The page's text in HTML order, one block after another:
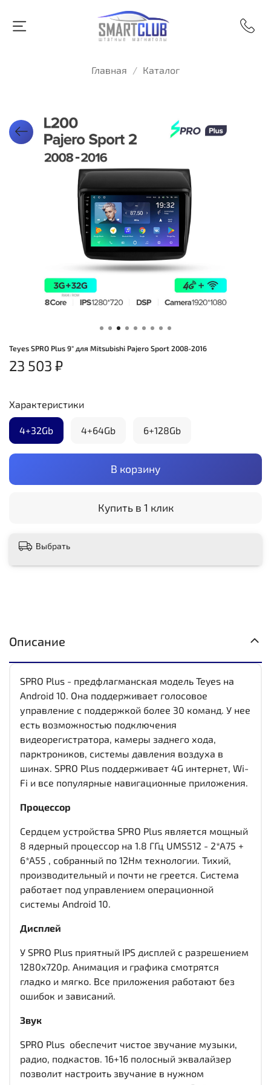
Главная Каталог
Teyes SPRO Plus 9" для Mitsubishi Pajero Sport 2008-2016
23 503 ₽
В корзину
Купить в 1 клик
Характеристики
4+32Gb 4+64Gb 6+128Gb
Выбрать
Описание
SPRO Plus - предфлагманская модель Teyes на
Android 10. Она поддерживает голосовое
управление с поддержкой более 30 команд. У нее
есть возможностью подключения
видеорегистратора, камеры заднего хода,
парктроников, системы давления воздуха в
шинах. SPRO Plus поддерживает 4G интернет, Wi-
Fi и все популярные навигационные приложения.
Процессор
Сердцем устройства SPRO Plus является мощный
8 ядерный процессор на 1.8 ГГц UMS512 - 2*A75 +
6*A55 , собранный по 12Нм технологии. Тихий,
производительный и почти не греется. Система
работает под управлением операционной
системы Android 10.
Дисплей
У SPRO Plus приятный IPS дисплей c разрешением
1280x720р. Анимация и графика смотрятся
гладко и мягко. Все приложения работают без
ошибок и зависаний.
Звук
SPRO Plus обеспечит чистое звучание музыки,
радио, подкастов. 16+16 полосный эквалайзер
позволит настроить звучание в нужном